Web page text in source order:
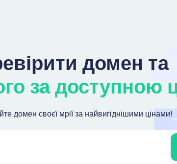
домен та
за доступною
домен своєї мрії за найвигіднішими цінами!